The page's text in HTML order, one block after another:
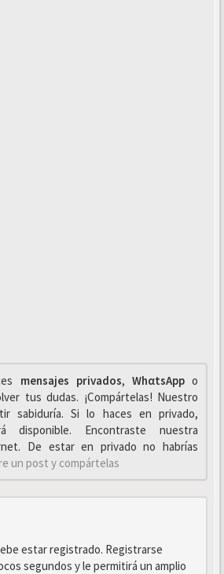
mensajes privados, WhαtsAppo
tus dudas. ¡Compártelas! Nuestro
sabiduría. Si lo haces en privado,
disponible. Encontraste nuestra
De estar en privado no habrías
un post y compártelas
estar registrado. Registrarse
segundos y le permitirá un amplio